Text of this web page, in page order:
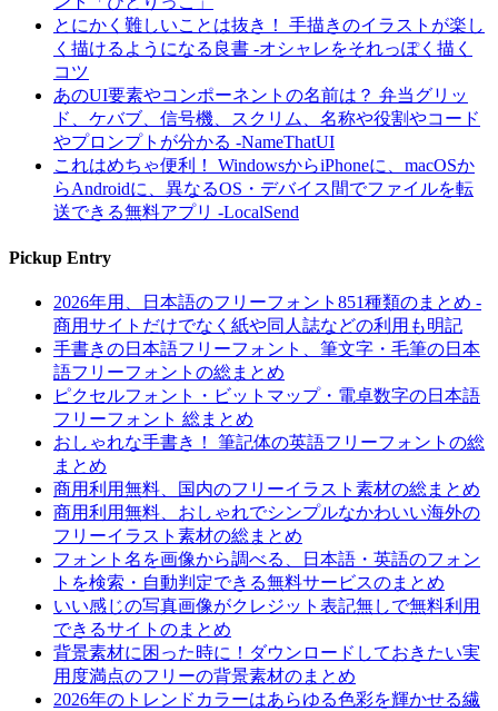
とにかく難しいことは抜き！ 手描きのイラストが楽し
く描けるようになる良書 -オシャレをそれっぽく描く
コツ
あのUI要素やコンポーネントの名前は？ 弁当グリッ
ド、ケバブ、信号機、スクリム、名称や役割やコード
やプロンプトが分かる -NameThatUI
これはめちゃ便利！ WindowsからiPhoneに、macOSか
らAndroidに、異なるOS・デバイス間でファイルを転
送できる無料アプリ -LocalSend
Pickup Entry
2026年用、日本語のフリーフォント851種類のまとめ -
商用サイトだけでなく紙や同人誌などの利用も明記
手書きの日本語フリーフォント、筆文字・毛筆の日本
語フリーフォントの総まとめ
ピクセルフォント・ビットマップ・電卓数字の日本語
フリーフォント 総まとめ
おしゃれな手書き！ 筆記体の英語フリーフォントの総
まとめ
商用利用無料、国内のフリーイラスト素材の総まとめ
商用利用無料、おしゃれでシンプルなかわいい海外の
フリーイラスト素材の総まとめ
フォント名を画像から調べる、日本語・英語のフォン
トを検索・自動判定できる無料サービスのまとめ
いい感じの写真画像がクレジット表記無しで無料利用
できるサイトのまとめ
背景素材に困った時に！ダウンロードしておきたい実
用度満点のフリーの背景素材のまとめ
2026年のトレンドカラーはあらゆる色彩を輝かせる繊